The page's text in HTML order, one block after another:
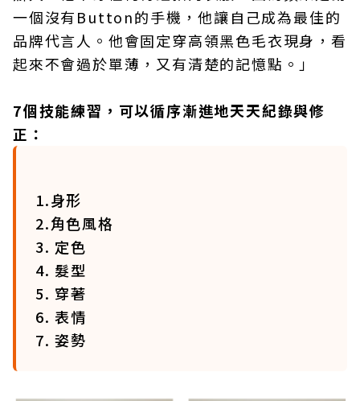
一個沒有Button的手機，他讓自己成為最佳的
品牌代言人。他會固定穿高領黑色毛衣現身，看
起來不會過於單薄，又有清楚的記憶點。」
7個技能練習，可以循序漸進地天天紀錄與修
正：
1.身形
2.角色風格
3. 定色
4. 髮型
5. 穿著
6. 表情
7. 姿勢